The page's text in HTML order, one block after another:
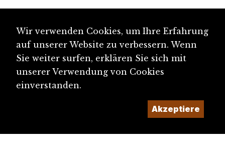
Wir verwenden Cookies, um Ihre Erfahrung
auf unserer Website zu verbessern. Wenn
Sie weiter surfen, erklären Sie sich mit
unserer Verwendung von Cookies
einverstanden.
Akzeptiere